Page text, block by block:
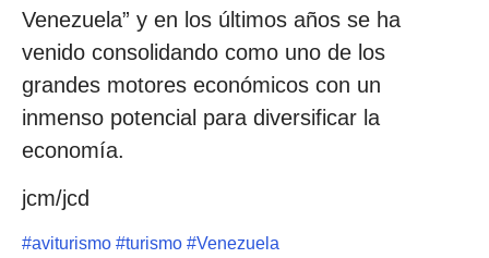
Venezuela” y en los últimos años se ha
venido consolidando como uno de los
grandes motores económicos con un
inmenso potencial para diversificar la
economía.
jcm/jcd
#aviturismo #turismo #Venezuela